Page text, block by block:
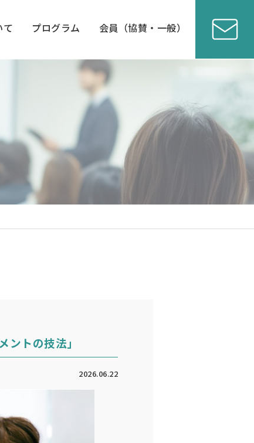
て プログラム 会員（協賛・一般）
トの技法」
2026.06.22